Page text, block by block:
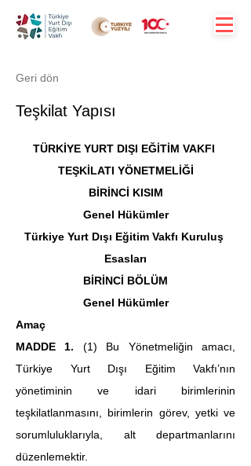
Geri dön
Teşkilat Yapısı
TÜRKİYE YURT DIŞI EĞİTİM VAKFI
TEŞKİLATI YÖNETMELİĞİ
BİRİNCİ KISIM
Genel Hükümler
Türkiye Yurt Dışı Eğitim Vakfı Kuruluş
Esasları
BİRİNCİ BÖLÜM
Genel Hükümler
Amaç
MADDE 1. (1) Bu Yönetmeliğin amacı,
Türkiye Yurt Dışı Eğitim Vakfı’nın
yönetiminin ve idari birimlerinin
teşkilatlanmasını, birimlerin görev, yetki ve
sorumluluklarıyla, alt departmanlarını
düzenlemektir.